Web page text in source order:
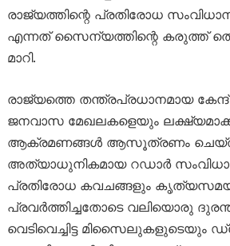
രാജ്യത്തിന്റെ പ്രതിരോധ
എന്നത് സൈന്യത്തിന്റെ കരുത്ത്
മാറി.
രാജ്യത്തെ തന്ത്രപ്രധാനമായ
ജനവാസ മേഖലകളെയും
ആക്രമണങ്ങൾ ആസൂത്രണം
അത്യാധുനികമായ റഡാർ
പ്രതിരോധ കവചങ്ങളും
പ്രവർത്തിച്ചതോടെ വലിയൊരു
വെടിവെച്ചിട്ട